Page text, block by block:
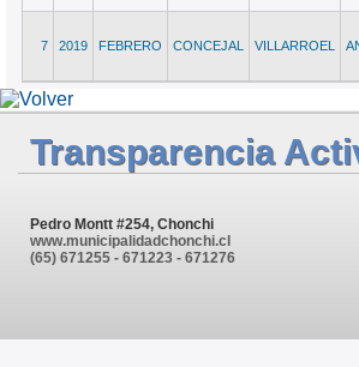
7 2019 FEBRERO CONCEJAL VILLARROEL
Transparencia
Pedro Montt #254, Chonchi
www.municipalidadchonchi.cl
(65) 671255 - 671223 - 671276